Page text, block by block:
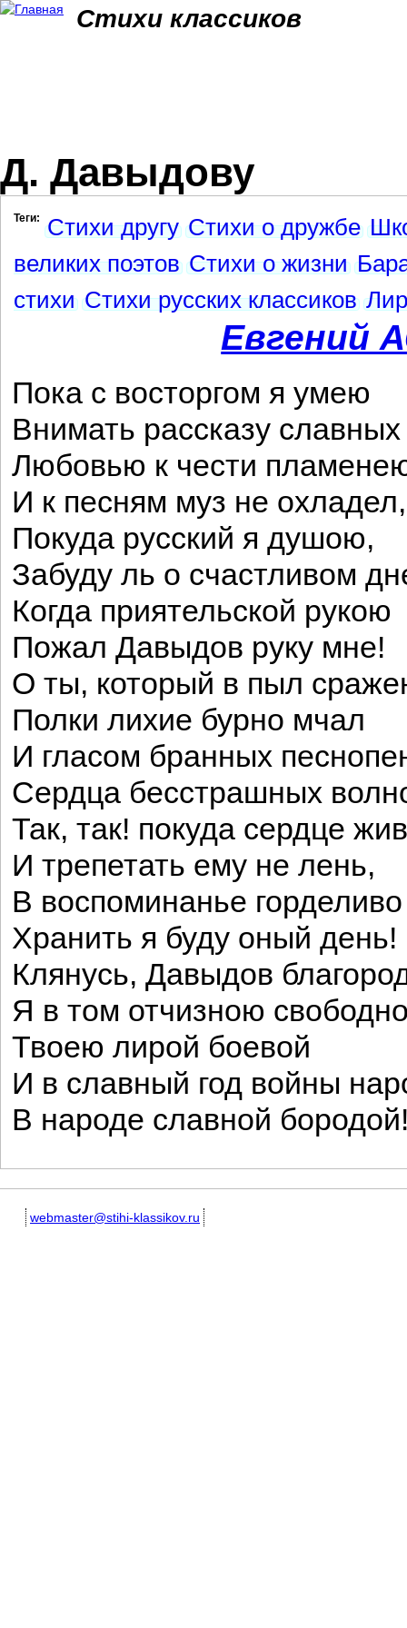
Стихи классиков
Д. Давыдову
Теги: Стихи другу Стихи о дружбе
великих поэтов Стихи о жизни
стихи Стихи русских классиков
Евгений
Пока с восторгом я умею
Внимать рассказу
Любовью к чести
И к песням муз не охладел,
Покуда русский я душою,
Забуду ль о счастливом
Когда приятельской рукою
Пожал Давыдов руку мне!
О ты, который в пыл
Полки лихие бурно мчал
И гласом бранных
Сердца бесстрашных
Так, так! покуда сердце
И трепетать ему не лень,
В воспоминанье горделиво
Хранить я буду оный день!
Клянусь, Давыдов
Я в том отчизною
Твоею лирой боевой
И в славный год войны
В народе славной
webmaster@stihi-klassikov.ru